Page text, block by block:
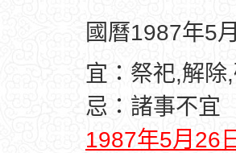
國曆1987年5
宜：祭祀,解除
忌：諸事不宜
1987年5月26